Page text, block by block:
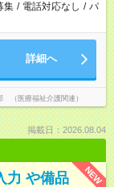
集 / 電話対応なし / パ
詳細へ
（医療福祉介護関連）
掲載日：2026.08.04
NEW
力 や備品